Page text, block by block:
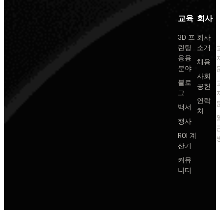
교육
3D 프
린팅
응용
분야
블로
그
백서
행사
ROI 계
산기
커뮤
니티
회사
회사
소개
채용
사회
공헌
연락
처